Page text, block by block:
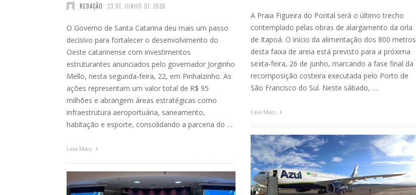
REDAÇÃO 23 DE JUNHO DE 2026
O Governo de Santa Catarina deu mais um passo
decisivo para fortalecer o desenvolvimento do
Oeste catarinense com investimentos
estruturantes anunciados pelo governador Jorginho
Mello, nesta segunda-feira, 22, em Pinhalzinho. As
ações representam um valor total de R$ 95
milhões e abrangem áreas estratégicas como
infraestrutura aeroportuária, saneamento,
habitação e esporte, consolidando a parceria do …
Leia Mais
A Praia Figueira do Pontal será o último trecho
contemplado pelas obras de alargamento da orla
de Itapoá. O início da alimentação dos 800 metros
desta faixa de areia está previsto para a próxima
sexta-feira, 26 de junho, marcando a fase final da
recomposição costeira executada pelo Porto de
São Francisco do Sul. Neste sábado, …
Leia Mais